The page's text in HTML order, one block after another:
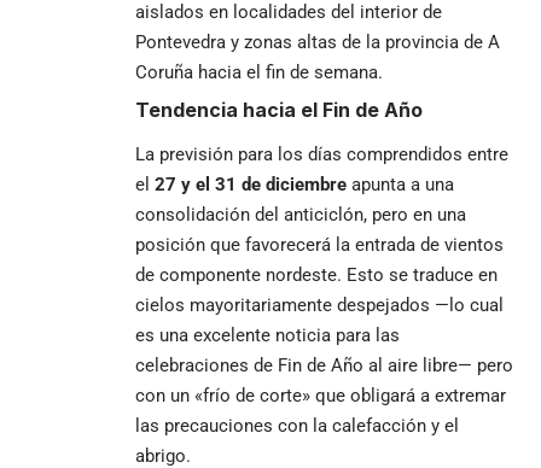
aislados en localidades del interior de
Pontevedra y zonas altas de la provincia de A
Coruña hacia el fin de semana.
Tendencia hacia el Fin de Año
La previsión para los días comprendidos entre
el 27 y el 31 de diciembre apunta a una
consolidación del anticiclón, pero en una
posición que favorecerá la entrada de vientos
de componente nordeste. Esto se traduce en
cielos mayoritariamente despejados —lo cual
es una excelente noticia para las
celebraciones de Fin de Año al aire libre— pero
con un «frío de corte» que obligará a extremar
las precauciones con la calefacción y el
abrigo.